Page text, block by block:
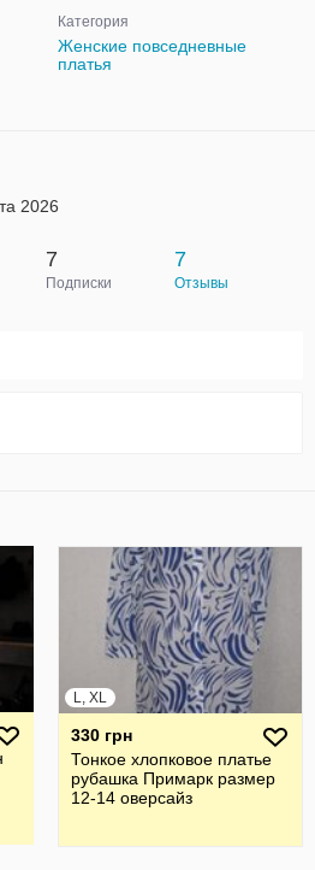
Категория
Женские повседневные
платья
2026
7
Подписки
7
Отзывы
L, XL
330 грн
Тонкое хлопковое платье
рубашка Примарк размер
12-14 оверсайз